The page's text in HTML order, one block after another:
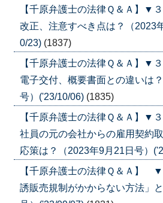
【千原弁護士の法律Ｑ＆Ａ】
改正、注意すべき点は？（2023
0/23) (1837)
【千原弁護士の法律Ｑ＆Ａ】
電子交付、概要書面との違いは
号）('23/10/06) (1835)
【千原弁護士の法律Ｑ＆Ａ】
社員の元の会社からの雇用契約
応策は？（2023年9月21日号）
【千原弁護士の法律Ｑ＆Ａ】
誘販売規制がかからない方法」